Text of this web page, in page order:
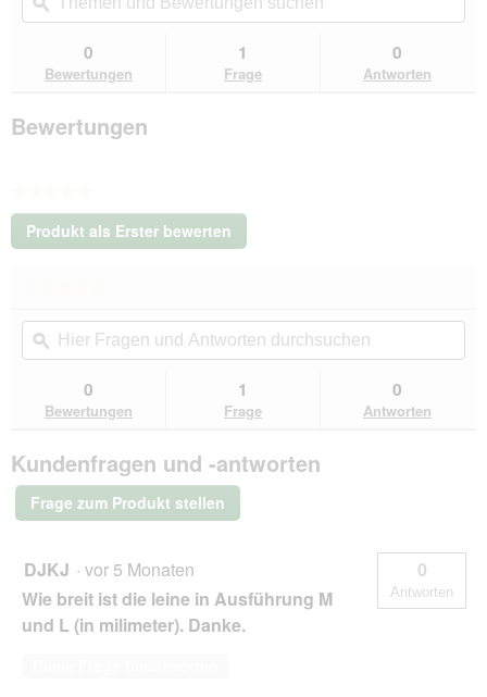
für
AniOne
Meter,
und
Bewertungen
ϙ
0
Bewertungen
1
Frage
0
Antworten
Bewertungen
Kein
Beurteilungswert
Produkt als Erster bewerten
.
wird
ein
Dialogfeld
geöffnet.
Beurteilungswert
für
AniOne
Meter,
Hier
Fragen
und
durchsuchen
ϙ
0
Bewertungen
1
Frage
0
Antworten
Kundenfragen und -antworten
Frage zum Produkt stellen
DJKJ · vor 5 Monaten
Wie breit ist die leine in Ausführung M
und L (in milimeter). Danke.
0
Antworten